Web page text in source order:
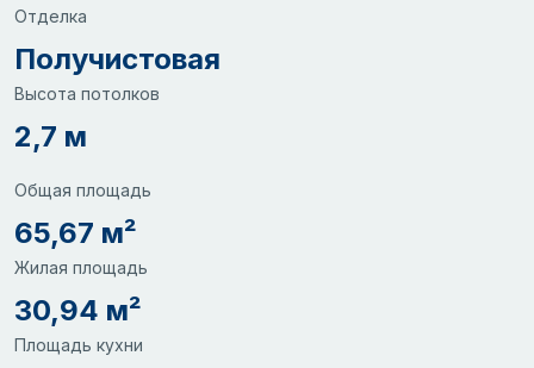
Отделка
Получистовая
Высота потолков
2,7 м
Общая площадь
65,67 м²
Жилая площадь
30,94 м²
Площадь кухни